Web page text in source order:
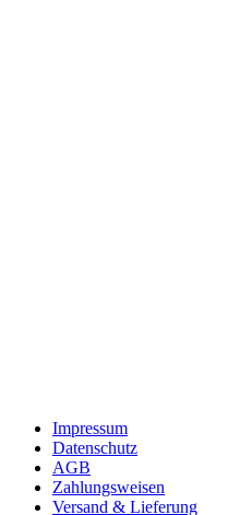
Impressum
Datenschutz
AGB
Zahlungsweisen
Versand & Lieferung